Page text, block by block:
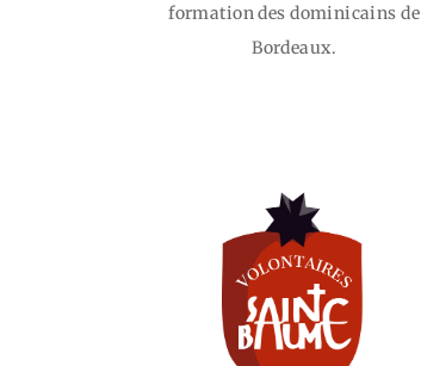
formation des dominicains de
Bordeaux.